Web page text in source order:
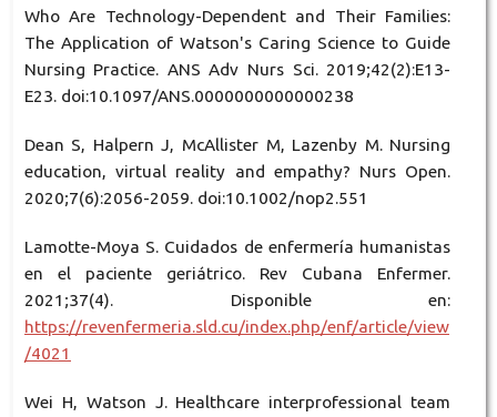
Who Are Technology-Dependent and Their Families:
The Application of Watson's Caring Science to Guide
Nursing Practice. ANS Adv Nurs Sci. 2019;42(2):E13-
E23. doi:10.1097/ANS.0000000000000238
Dean S, Halpern J, McAllister M, Lazenby M. Nursing
education, virtual reality and empathy? Nurs Open.
2020;7(6):2056-2059. doi:10.1002/nop2.551
Lamotte-Moya S. Cuidados de enfermería humanistas
en el paciente geriátrico. Rev Cubana Enfermer.
2021;37(4). Disponible en:
https://revenfermeria.sld.cu/index.php/enf/article/view
/4021
Wei H, Watson J. Healthcare interprofessional team